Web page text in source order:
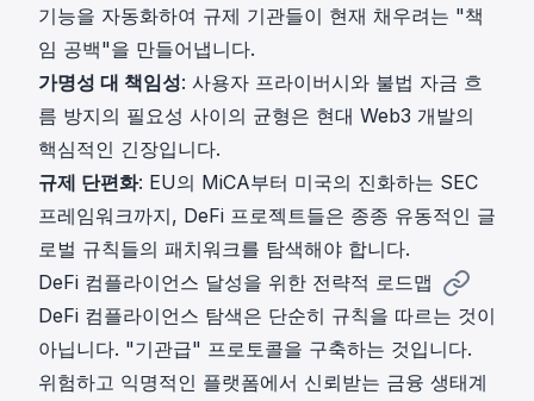
기능을 자동화하여 규제 기관들이 현재 채우려는 "책
임 공백"을 만들어냅니다.
가명성 대 책임성: 사용자 프라이버시와 불법 자금 흐
름 방지의 필요성 사이의 균형은 현대 Web3 개발의
핵심적인 긴장입니다.
규제 단편화: EU의 MiCA부터 미국의 진화하는 SEC
프레임워크까지, DeFi 프로젝트들은 종종 유동적인 글
로벌 규칙들의 패치워크를 탐색해야 합니다.
DeFi 컴플라이언스 달성을 위한 전략적 로드맵
DeFi 컴플라이언스 탐색은 단순히 규칙을 따르는 것이
아닙니다. "기관급" 프로토콜을 구축하는 것입니다.
위험하고 익명적인 플랫폼에서 신뢰받는 금융 생태계